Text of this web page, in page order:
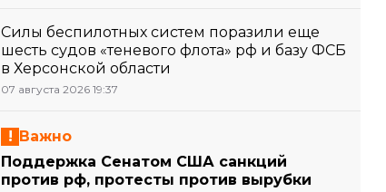
Силы беспилотных систем поразили еще
шесть судов «теневого флота» рф и базу ФСБ
в Херсонской области
07 августа 2026 19:37
Важно
Поддержка Сенатом США санкций
против рф, протесты против вырубки